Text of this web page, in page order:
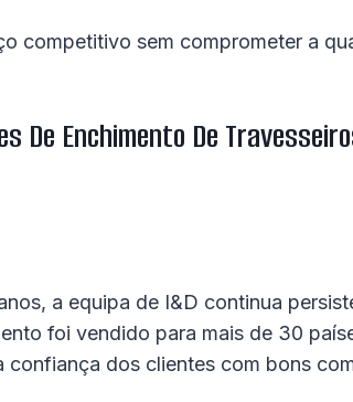
competitivo sem comprometer a
De Enchimento De
a equipa de I&D continua
foi vendido para mais de 30
dos clientes com bons